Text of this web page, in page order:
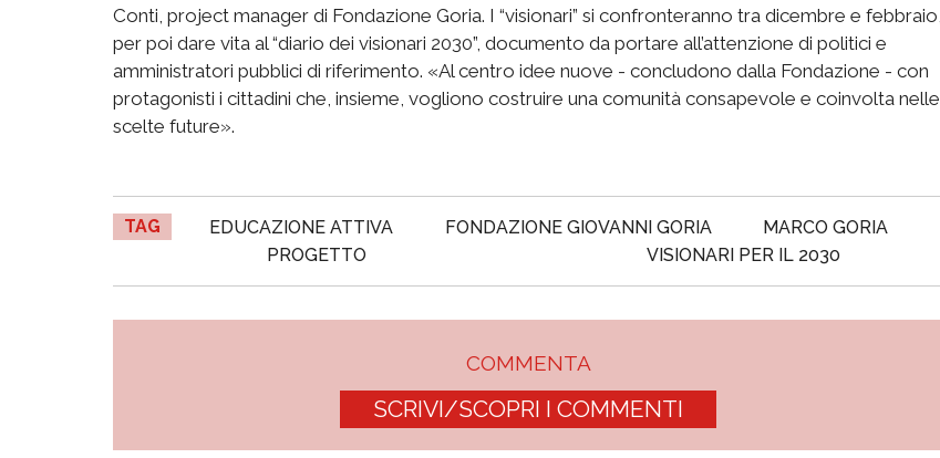
Conti, project manager di Fondazione Goria. I “visionari” si confronteranno tra dicembre e febbraio,
per poi dare vita al “diario dei visionari 2030”, documento da portare all’attenzione di politici e
amministratori pubblici di riferimento. «Al centro idee nuove - concludono dalla Fondazione - con
protagonisti i cittadini che, insieme, vogliono costruire una comunità consapevole e coinvolta nelle
scelte future».
TAG EDUCAZIONE ATTIVA FONDAZIONE GIOVANNI GORIA
MARCO GORIA
PROGETTO
VISIONARI PER IL 2030
COMMENTA
SCRIVI/SCOPRI I COMMENTI